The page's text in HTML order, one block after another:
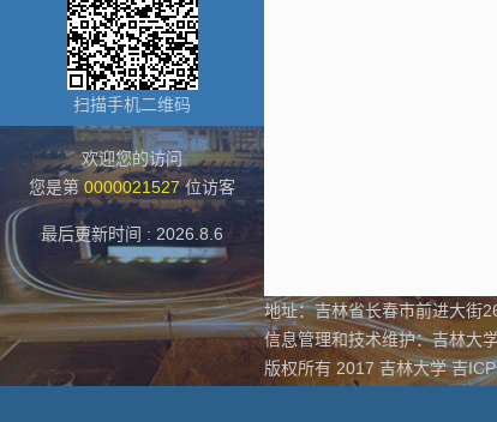
扫描手机二维码
欢迎您的访问
您是第0000021527位访客
最后更新时间 : 2026 8 6
地址：吉林省长春市前进大街
信息管理和技术维护：吉林大
版权所有 2017 吉林大学 吉